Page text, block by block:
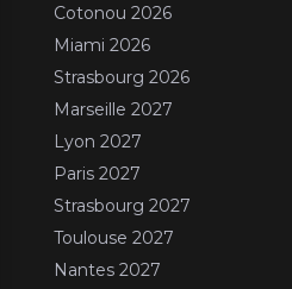
Cotonou 2026
Miami 2026
Strasbourg 2026
Marseille 2027
Lyon 2027
Paris 2027
Strasbourg 2027
Toulouse 2027
Nantes 2027